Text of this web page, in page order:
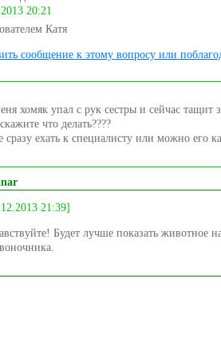
20:21
Катя
сообщение к этому вопросу или
хомяк упал с рук сестры и сейчас
что делать????
сразу ехать к специалисту или можно его
21:39]
Будет лучше показать животное